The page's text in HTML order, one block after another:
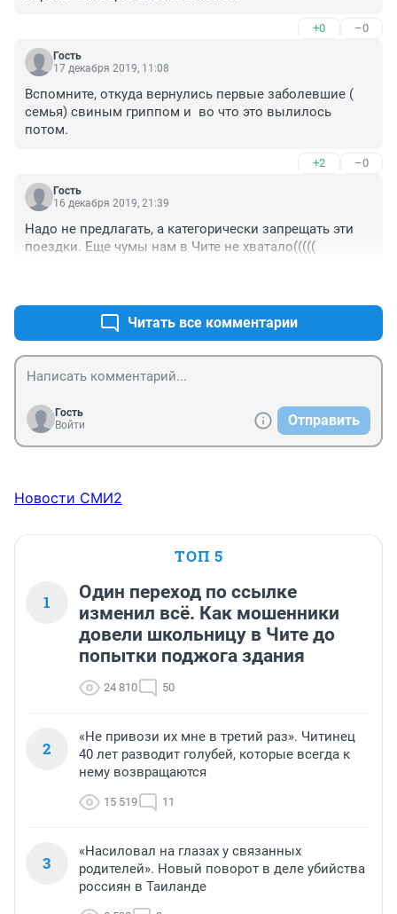
+0 –0
Гость
17 декабря 2019, 11:08
Вспомните, откуда вернулись первые заболевшие (
семья) свиным гриппом и  во что это вылилось
потом.
+2 –0
Гость
16 декабря 2019, 21:39
Надо не предлагать, а категорически запрещать эти
поездки. Еще чумы нам в Чите не хватало(((((
Читать все комментарии
Гость
Войти
Отправить
Новости СМИ2
ТОП 5
1
Один переход по ссылке
изменил всё. Как мошенники
довели школьницу в Чите до
попытки поджога здания
24 810 50
2
«Не привози их мне в третий раз». Читинец
40 лет разводит голубей, которые всегда к
нему возвращаются
15 519 11
3
«Насиловал на глазах у связанных
родителей». Новый поворот в деле убийства
россиян в Таиланде